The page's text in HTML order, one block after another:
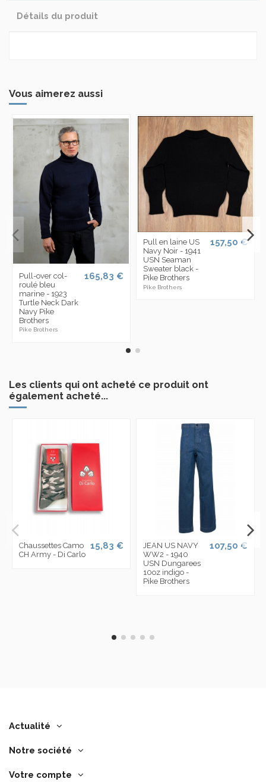
Détails du produit
Vous aimerez aussi
Pull-over col-
roulé bleu
marine - 1923
Turtle Neck Dark
Navy Pike
Brothers
Pike Brothers
165,83 €
Pull en laine US
Navy Noir - 1941
USN Seaman
Sweater black -
Pike Brothers
Pike Brothers
157,50 €
Les clients qui ont acheté ce produit ont
également acheté...
Chaussettes Camo
CH Army - Di Carlo
15,83 €
JEAN US NAVY
WW2 - 1940
USN Dungarees
10oz indigo -
Pike Brothers
107,50 €
Actualité
Notre société
Votre compte